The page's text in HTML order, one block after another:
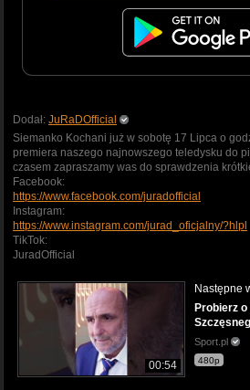
Dodał: JuRaDOfficial
Siemanko Kochani już w sobotę 17 Lipca o
premiera naszego najnowszego teledysku do
czasem zapraszamy was do sprawdzenia
Facebook:
https://www.facebook.com/juradofficial
Instagram:
https://www.instagram.com/jurad_oficjalny/?hlpl
TikTok:
JuradOfficial
00:54
Następne
Probierz
Sport.pl
480p